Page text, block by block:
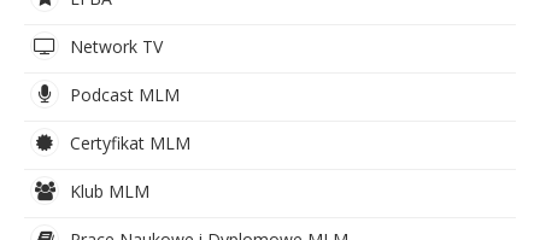
Network TV
Podcast MLM
Certyfikat MLM
Klub MLM